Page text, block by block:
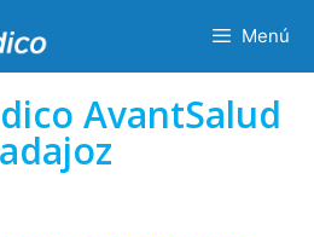
Menú
AvantSalud